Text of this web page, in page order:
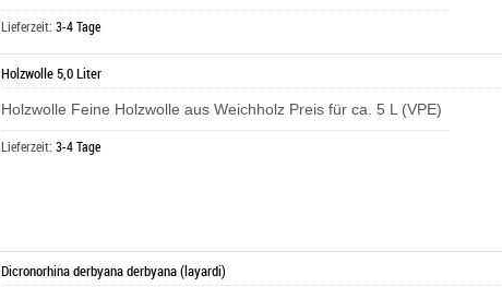
Lieferzeit:3-4 Tage
Holzwolle 5,0 Liter
Holzwolle Feine Holzwolle aus Weichholz Preis für ca. 5 L (VPE)
Lieferzeit:3-4 Tage
Dicronorhina derbyana derbyana (layardi)